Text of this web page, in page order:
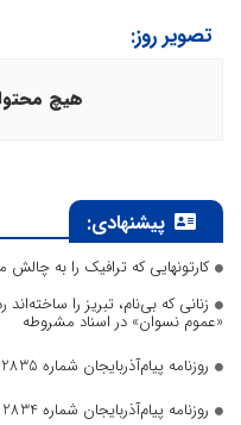
تصویر روز:
هیچ
پیشنهادی:
کارتونهایی که ترافیک را به چالش
زنانی که بی‌نام، تبریز را ساخته‌اند
«عموم نسوان» در اسناد مشروطه
روزنامه پیام‌آذربایجان شماره 2835
روزنامه پیام‌آذربایجان شماره 2834